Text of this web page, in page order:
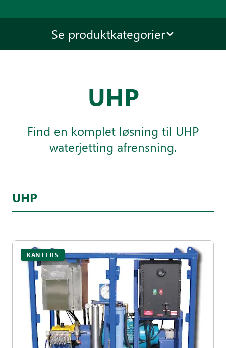
Se produktkategorier
UHP
Find en komplet løsning til UHP
waterjetting afrensning.
UHP
KAN LEJES